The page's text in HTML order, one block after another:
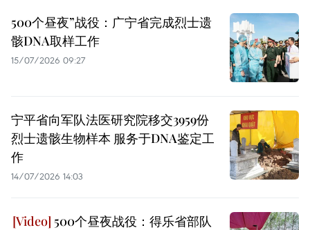
500个昼夜”战役：广宁省完成烈士遗
骸DNA取样工作
15/07/2026 09:27
宁平省向军队法医研究院移交3959份
烈士遗骸生物样本 服务于DNA鉴定工
作
14/07/2026 14:03
500个昼夜战役：得乐省部队